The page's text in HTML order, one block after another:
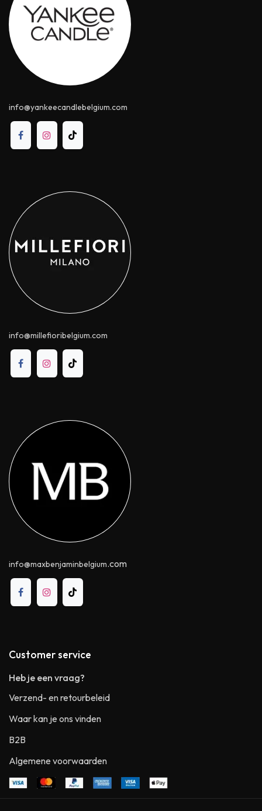
info@yankeecandle​belgium.com
info@millefioribelgium.com
info@maxbenjaminbelgium.com
Customer service
Heb je een vraag?
Verzend- en retourbeleid
Waar kan je ons vinden
B2B
Algemene voorwaarden